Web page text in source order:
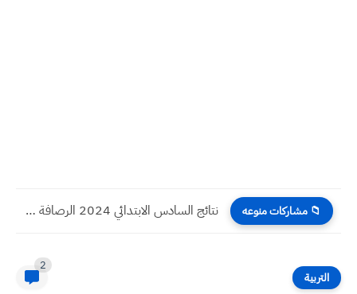
📁 مشاركات منوعه نتائج السادس الابتدائي 2024 الكرخ الثالثة الدور الأول
التربية
2